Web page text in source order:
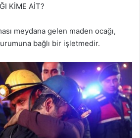
KİME AİT?
meydana gelen maden ocağı,
bağlı bir işletmedir.